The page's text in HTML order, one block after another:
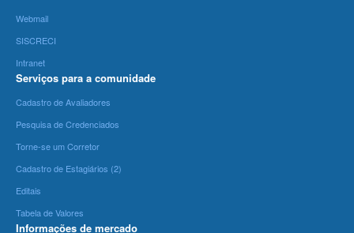
Webmail
SISCRECI
Intranet
Serviços para a comunidade
Cadastro de Avaliadores
Pesquisa de Credenciados
Torne-se um Corretor
Cadastro de Estagiários (2)
Editais
Tabela de Valores
Informações de mercado